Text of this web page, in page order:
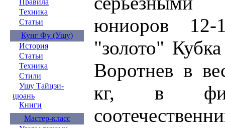
Правила
Техника
Статьи
Кунг Фу (Ушу)
История
Статьи
Техника
Стили
Ушу Тайцзи-
цюань
Книги
Мастер-класс
юниоров
"золото"
Воротнев в
кг, в